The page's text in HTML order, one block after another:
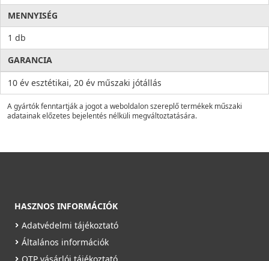
MENNYISÉG
1 db
GARANCIA
10 év esztétikai, 20 év műszaki jótállás
A gyártók fenntartják a jogot a weboldalon szereplő termékek műszaki
adatainak előzetes bejelentés nélküli megváltoztatására.
HASZNOS INFORMÁCIÓK
Adatvédelmi tájékoztató
Általános információk